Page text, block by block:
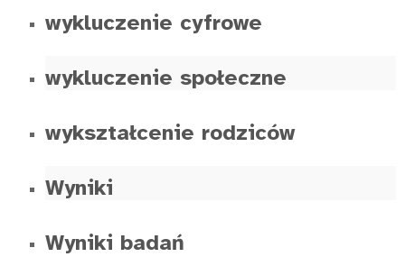
wykluczenie cyfrowe
wykluczenie społeczne
wykształcenie rodziców
Wyniki
Wyniki badań